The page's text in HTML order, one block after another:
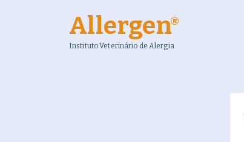
Allergen®
Instituto Veterinário de Alergia